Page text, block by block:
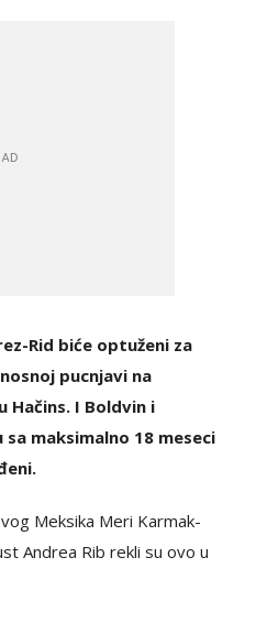
Rid biće optuženi za
pucnjavi na
Hačins. I Boldvin i
maksimalno 18 meseci
Meksika Meri Karmak-
Andrea Rib rekli su ovo u